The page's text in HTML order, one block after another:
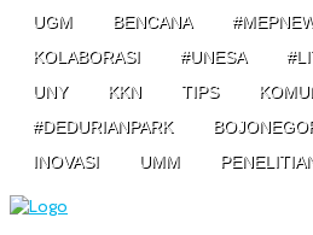
UGM BENCANA
KOLABORASI
#UNESA
UNY
KKN TIPS
#DEDURIANPARK
INOVASI
UMM